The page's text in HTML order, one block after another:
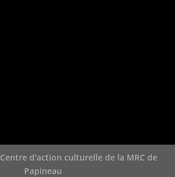
Centre d'action culturelle de la MRC de
Papineau